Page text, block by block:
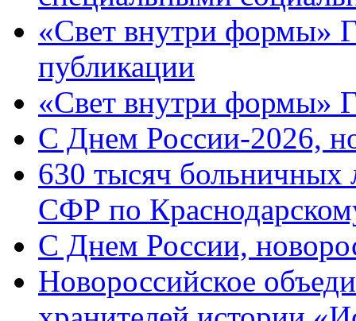
«Свет внутри формы»
публикации
«Свет внутри формы»
C Днем России-2026,
630 тысяч больничных
СФР по
C Днем России,
Новороссийское